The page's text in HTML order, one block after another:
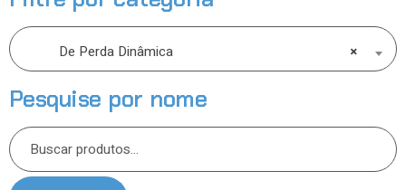
×
De Perda Dinâmica
Pesquise por nome